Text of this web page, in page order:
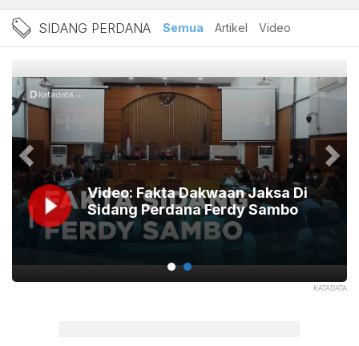
Berita sidang perdana
SIDANG PERDANA Semua Artikel Video
KATADATA
Video: Fakta Dakwaan Jaksa Di
Sidang Perdana Ferdy Sambo